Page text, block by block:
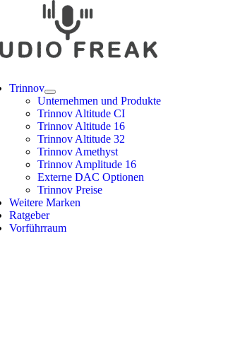
Trinnov
Unternehmen und Produkte
Trinnov Altitude CI
Trinnov Altitude 16
Trinnov Altitude 32
Trinnov Amethyst
Trinnov Amplitude 16
Externe DAC Optionen
Trinnov Preise
Weitere Marken
Ratgeber
Vorführraum